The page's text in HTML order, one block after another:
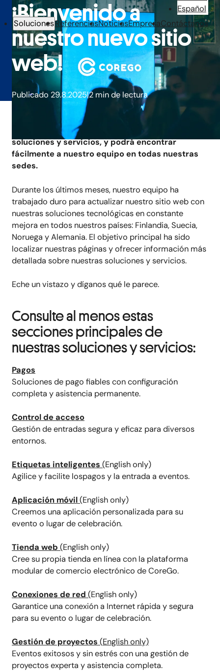
Español
SolucionesReferenciasNoticiasEmpresaContáctanos
¡Bienvenido a
nuestro nuevo sitio
web!
Publicado 29.8.20252 min de lectura
El sitio web de CoreGo se ha trasladado a un
nuevo dominio, corego.com. El nuevo sitio web
contiene aún más información sobre nuestras
soluciones y servicios, y podrá encontrar
fácilmente a nuestro equipo en todas nuestras
sedes.
Durante los últimos meses, nuestro equipo ha
trabajado duro para actualizar nuestro sitio web con
nuestras soluciones tecnológicas en constante
mejora en todos nuestros países: Finlandia, Suecia,
Noruega y Alemania. El objetivo principal ha sido
localizar nuestras páginas y ofrecer información más
detallada sobre nuestras soluciones y servicios.
Eche un vistazo y díganos qué le parece.
Consulte al menos estas
secciones principales de
nuestras soluciones y servicios:
Pagos
Soluciones de pago fiablescon configuración
completa y asistencia permanente.
Control de acceso
Gestión de entradas segura y eficaz para diversos
entornos.
Etiquetas inteligentes (Englishonly)
Agilice y facilite lospagosy la entrada a eventos.
Aplicación móvil(Englishonly)
Creemos una aplicación personalizada para su
evento o lugar de celebración.
Tienda web (Englishonly)
Cree su propia tienda en línea con la plataforma
modular de comercio electrónico de CoreGo.
Conexiones de red (Englishonly)
Garantice una conexión a Internet rápida y segura
para su evento o lugar de celebración.
Gestión de proyectos (Englishonly)
Eventos exitosos y sin estrés con una gestión de
proyectos experta y asistencia completa.